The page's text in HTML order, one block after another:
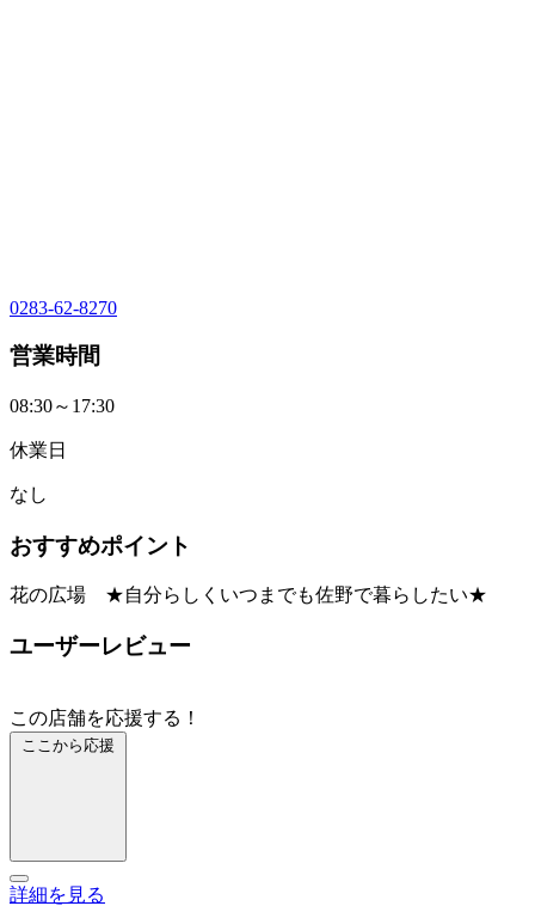
0283-62-8270
営業時間
08:30～17:30
休業日
なし
おすすめポイント
花の広場 ★自分らしくいつまでも佐野で暮らしたい★
ユーザーレビュー
この店舗を応援する！
ここから応援
詳細を見る